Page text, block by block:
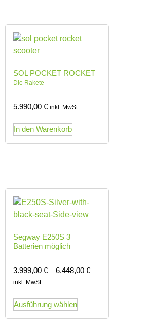
SOL POCKET ROCKET
Die Rakete
5.990,00 € inkl. MwSt
In den Warenkorb
Segway E250S 3
Batterien möglich
3.999,00 € –6.448,00 €
inkl. MwSt
Ausführung wählen